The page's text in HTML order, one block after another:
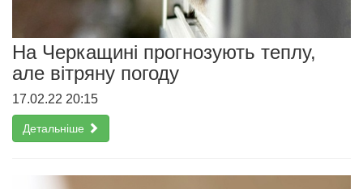
На Черкащині прогнозують теплу,
але вітряну погоду
17.02.22 20:15
Детальніше